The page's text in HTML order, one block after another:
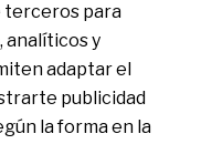
terceros para
analíticos y
adaptar el
publicidad
la forma en la